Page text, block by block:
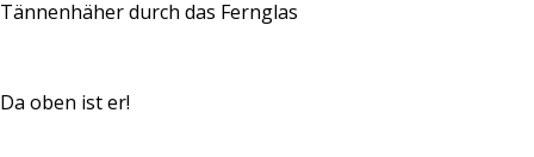
Tännenhäher durch das Fernglas
Da oben ist er!